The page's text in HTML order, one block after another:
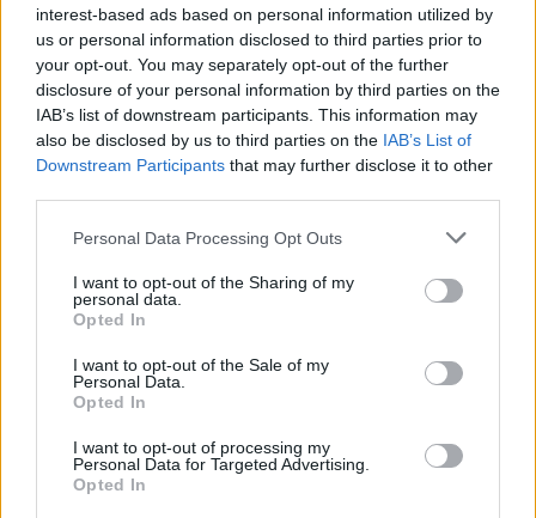
interest-based ads based on personal information utilized by
us or personal information disclosed to third parties prior to
your opt-out. You may separately opt-out of the further
disclosure of your personal information by third parties on the
IAB’s list of downstream participants. This information may
also be disclosed by us to third parties on the IAB’s List of
Downstream Participants that may further disclose it to other
Please note that this website/app uses one or more Google
not limited to your visit or usage behaviour. You may click to
grant or deny consent to Google and its third-party tags to
use your data for below specified purposes in below Google
consent section.
Personal Data Processing Opt Outs
I want to opt-out of the Sharing of my
personal data.
Opted In
I want to opt-out of the Sale of my
Personal Data.
Opted In
I want to opt-out of processing my
Personal Data for Targeted Advertising.
Opted In
Petrolio in calo: Brent a 91,82$, ribassi a due cifre per greggio
NEWS